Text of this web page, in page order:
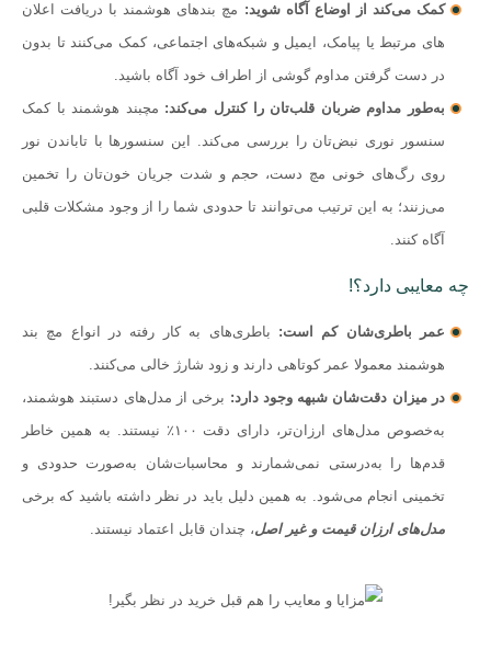
کمک می‌کند از اوضاع آگاه شوید: مچ بندهای هوشمند با دریافت اعلان‌
های مرتبط یا پیامک، ایمیل و شبکه‌های اجتماعی، کمک می‌کنند تا بدون
در دست گرفتن مداوم گوشی از اطراف خود آگاه باشید.
به‌طور مداوم ضربان قلب‌تان را کنترل می‌کند: مچبند هوشمند با کمک
سنسور نوری نبض‌تان را بررسی می‌‌کند. این سنسورها با تاباندن نور
روی رگ‌های خونی مچ دست، حجم و شدت جریان خون‌تان را تخمین
می‌زنند؛ به این ترتیب می‌توانند تا حدودی شما را از وجود مشکلات قلبی
آگاه کنند.
چه معایبی دارد؟!
عمر باطری‌شان کم است: باطری‌های به کار رفته در انواع مچ‌ بند
هوشمند معمولا عمر کوتاهی دارند و زود شارژ خالی می‌کنند.
در میزان دقت‌شان شبهه وجود دارد: برخی از مدل‌های دستبند هوشمند،
به‌خصوص مدل‌های ارزان‌تر، دارای دقت ۱۰۰٪ نیستند. به همین خاطر
قدم‌ها را به‌درستی نمی‌شمارند و محاسبات‌شان به‌صورت حدودی و
تخمینی انجام می‌شود. به همین دلیل باید در نظر داشته باشید که برخی
مدل‌های ارزان قیمت و غیر اصل، چندان قابل اعتماد نیستند.